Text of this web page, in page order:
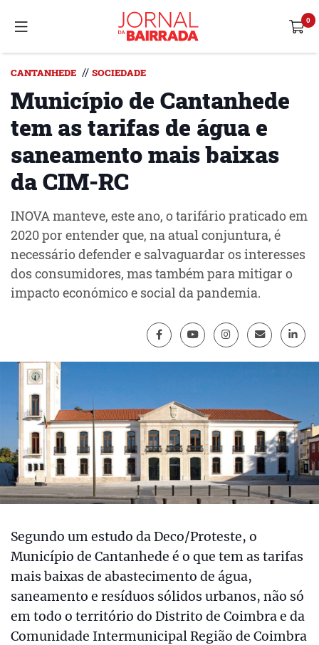
CANTANHEDE // SOCIEDADE
Município de Cantanhede
tem as tarifas de água e
saneamento mais baixas
da CIM-RC
INOVA manteve, este ano, o tarifário praticado em
2020 por entender que, na atual conjuntura, é
necessário defender e salvaguardar os interesses
dos consumidores, mas também para mitigar o
impacto económico e social da pandemia.
Segundo um estudo da Deco/Proteste, o
Município de Cantanhede é o que tem as tarifas
mais baixas de abastecimento de água,
saneamento e resíduos sólidos urbanos, não só
em todo o território do Distrito de Coimbra e da
Comunidade Intermunicipal Região de Coimbra